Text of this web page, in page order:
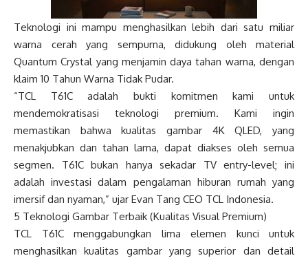
Teknologi ini mampu menghasilkan lebih dari satu miliar
warna cerah yang sempurna, didukung oleh material
Quantum Crystal yang menjamin daya tahan warna, dengan
klaim 10 Tahun Warna Tidak Pudar.
“TCL T61C adalah bukti komitmen kami untuk
mendemokratisasi teknologi premium. Kami ingin
memastikan bahwa kualitas gambar 4K QLED, yang
menakjubkan dan tahan lama, dapat diakses oleh semua
segmen. T61C bukan hanya sekadar TV entry-level; ini
adalah investasi dalam pengalaman hiburan rumah yang
imersif dan nyaman,” ujar Evan Tang CEO TCL Indonesia.
5 Teknologi Gambar Terbaik (Kualitas Visual Premium)
TCL T61C menggabungkan lima elemen kunci untuk
menghasilkan kualitas gambar yang superior dan detail